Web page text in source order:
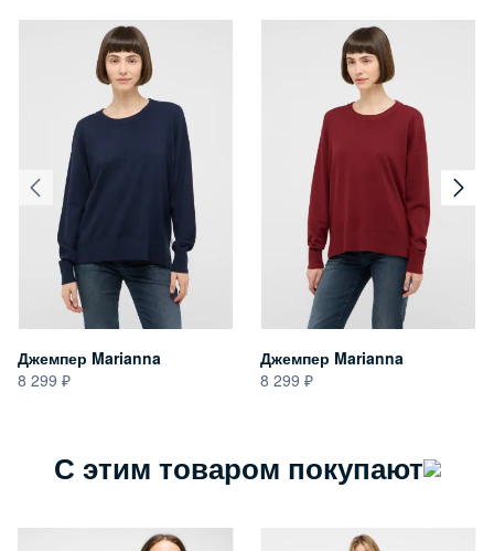
Джемпер Marianna
8 299
Джемпер Marianna
8 299
С этим товаром покупают